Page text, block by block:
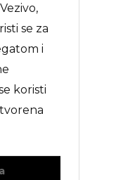
se za
i
koristi